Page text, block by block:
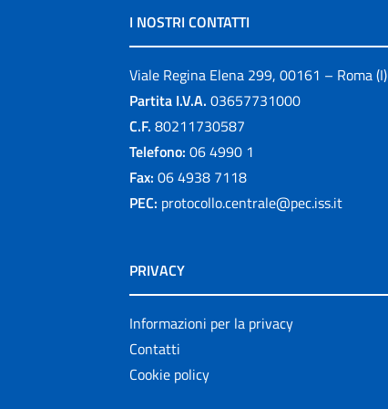
I NOSTRI CONTATTI
Viale Regina Elena 299, 00161 – Roma (I)
Partita I.V.A. 03657731000
C.F. 80211730587
Telefono: 06 4990 1
Fax: 06 4938 7118
PEC: protocollo.centrale@pec.iss.it
PRIVACY
Informazioni per la privacy
Contatti
Cookie policy